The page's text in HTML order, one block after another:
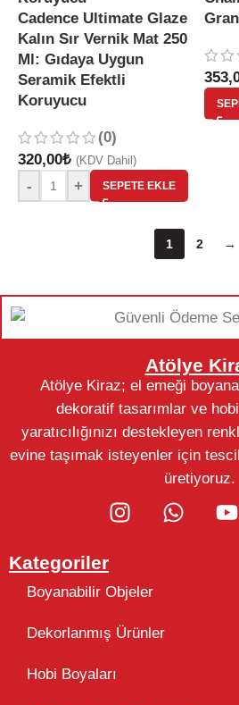
Cadence Ultimate Glaze
Kalın Sır Vernik Mat 250
Ml: Gıdaya Uygun
Seramik Efektli
Koruyucu
(0)
320,00₺ (KDV Dahil)
- + SEPETE EKLE
1 2 →
Atölye
Atölye Kiraz; el emeği
dekoratif tasarımlar ve
yaratıcılığınızı destekleyen
evine taşımak isteyenler için
üretiyoruz.
Kategoriler
Boyanabilir Objeler
Dekorlanmış Ürünler
Hobi Boyaları